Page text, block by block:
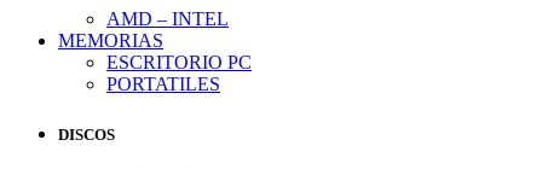
AMD – INTEL
MEMORIAS
ESCRITORIO PC
PORTATILES
DISCOS